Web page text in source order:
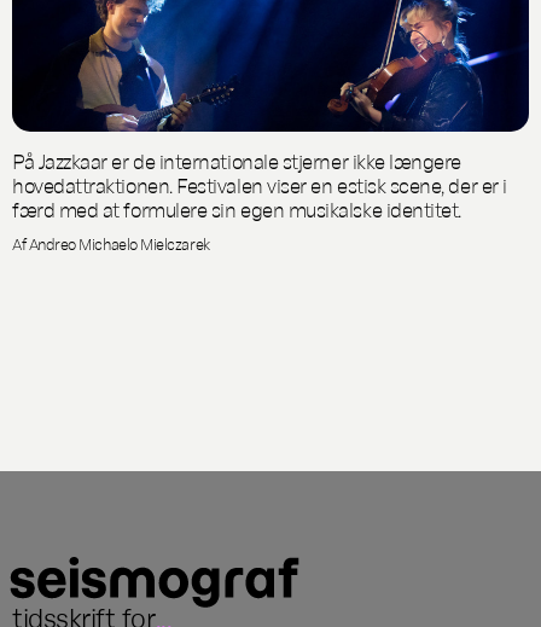
På Jazzkaar er de internationale stjerner ikke længere
hovedattraktionen. Festivalen viser en estisk scene, der er i
færd med at formulere sin egen musikalske identitet.
Af Andreo Michaelo Mielczarek
tidsskrift for...